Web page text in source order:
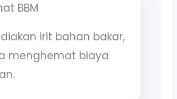
BBM
irit bahan bakar,
menghemat biaya